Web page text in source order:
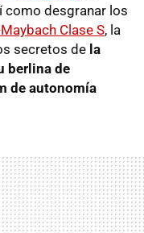
como desgranar los
Clase S, la
secretos de la
berlina de
de autonomía